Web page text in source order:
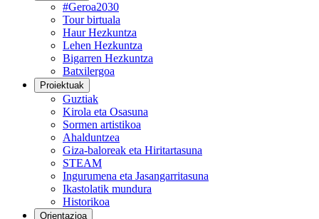
#Geroa2030
Tour birtuala
Haur Hezkuntza
Lehen Hezkuntza
Bigarren Hezkuntza
Batxilergoa
Proiektuak
Guztiak
Kirola eta Osasuna
Sormen artistikoa
Ahalduntzea
Giza-baloreak eta Hiritartasuna
STEAM
Ingurumena eta Jasangarritasuna
Ikastolatik mundura
Historikoa
Orientazioa